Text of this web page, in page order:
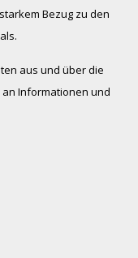
Bezug zu den
aus und über die
Informationen und